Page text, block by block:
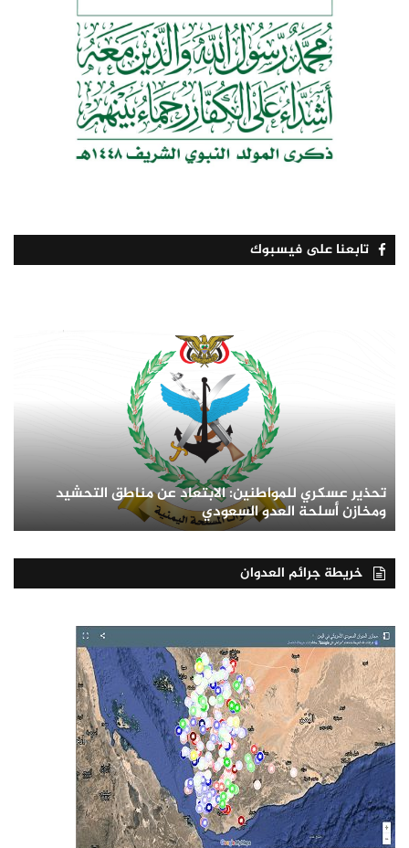
تابعنا على فيسبوك
تحذير عسكري للمواطنين: الابتعاد عن مناطق التحشيد
ومخازن أسلحة العدو السعودي
خريطة جرائم العدوان